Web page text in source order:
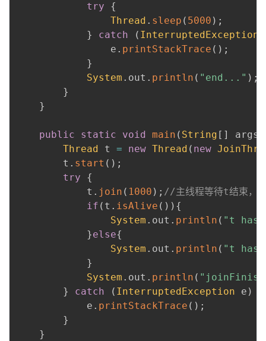
try
{
Thread . sleep ( 5000 ) ;
}
catch ( InterruptedException
                e
. printStackTrace ( ) ;
}
System . out . println ( "end..." ) ;
}
}
public static void main ( String [ ] args
Thread
t = new Thread ( new
        t
. start ( ) ;
try
{
            t
. join ( 1000 ) ; //主线程等待t结束，
if ( t . isAlive ( ) ) {
System . out . println ( "t has
}else{
System . out . println ( "t has
}
System . out . println (
}
catch ( InterruptedException e )
            e
. printStackTrace ( ) ;
}
}